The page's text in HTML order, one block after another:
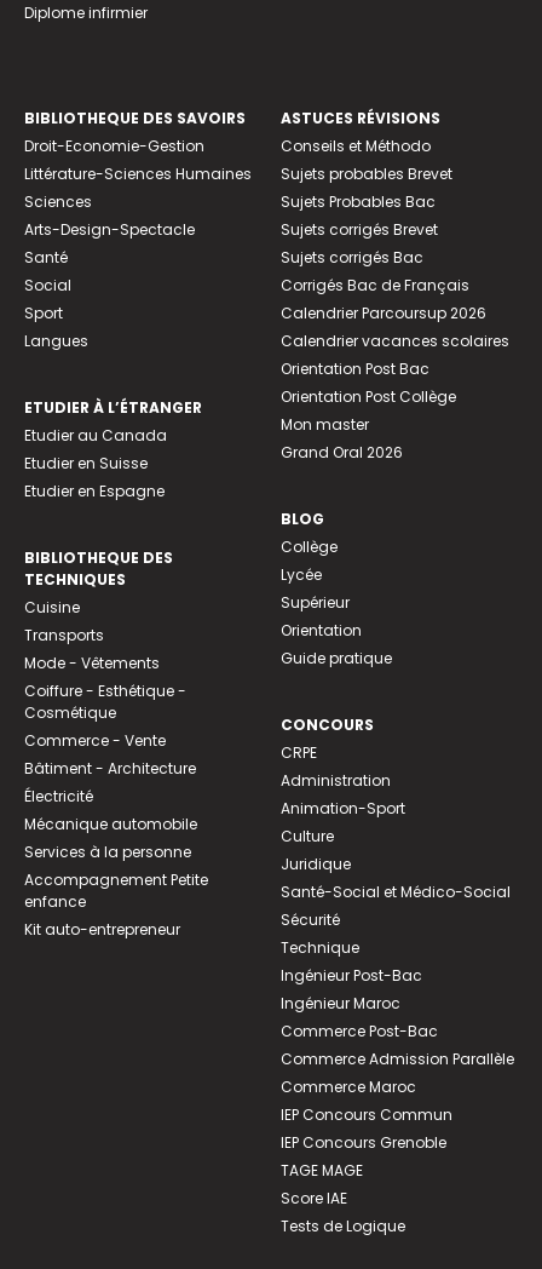
Diplome infirmier
BIBLIOTHEQUE DES SAVOIRS
Droit-Economie-Gestion
Littérature-Sciences Humaines
Sciences
Arts-Design-Spectacle
Santé
Social
Sport
Langues
ETUDIER À L’ÉTRANGER
Etudier au Canada
Etudier en Suisse
Etudier en Espagne
BIBLIOTHEQUE DES
TECHNIQUES
Cuisine
Transports
Mode - Vêtements
Coiffure - Esthétique -
Cosmétique
Commerce - Vente
Bâtiment - Architecture
Électricité
Mécanique automobile
Services à la personne
Accompagnement Petite
enfance
Kit auto-entrepreneur
ASTUCES RÉVISIONS
Conseils et Méthodo
Sujets probables Brevet
Sujets Probables Bac
Sujets corrigés Brevet
Sujets corrigés Bac
Corrigés Bac de Français
Calendrier Parcoursup 2026
Calendrier vacances scolaires
Orientation Post Bac
Orientation Post Collège
Mon master
Grand Oral 2026
BLOG
Collège
Lycée
Supérieur
Orientation
Guide pratique
CONCOURS
CRPE
Administration
Animation-Sport
Culture
Juridique
Santé-Social et Médico-Social
Sécurité
Technique
Ingénieur Post-Bac
Ingénieur Maroc
Commerce Post-Bac
Commerce Admission Parallèle
Commerce Maroc
IEP Concours Commun
IEP Concours Grenoble
TAGE MAGE
Score IAE
Tests de Logique